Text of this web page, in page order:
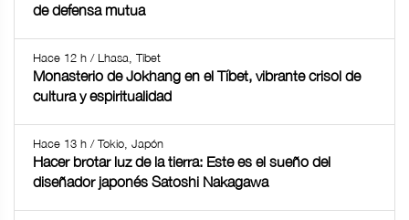
de defensa mutua
Hace 12 h / Lhasa, Tíbet
Monasterio de Jokhang en el Tíbet, vibrante crisol de
cultura y espiritualidad
Hace 13 h / Tokio, Japón
Hacer brotar luz de la tierra: Este es el sueño del
diseñador japonés Satoshi Nakagawa